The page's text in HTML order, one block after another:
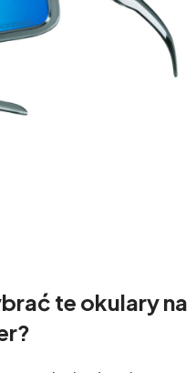
te okulary na